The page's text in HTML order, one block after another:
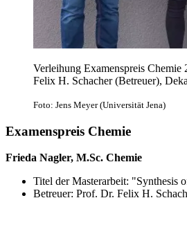
Verleihung Examenspreis
Felix H. Schacher (Betreuer),
Foto: Jens Meyer (Universität Jena)
Examenspreis Chemie
Frieda Nagler, M.Sc. Chemie
Titel der Masterarbeit: "Synthesis
Betreuer: Prof. Dr. Felix H.